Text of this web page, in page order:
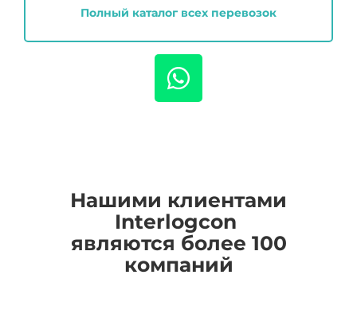
Полный каталог всех перевозок
Нашими клиентами
Interlogcon
являются более 100
компаний